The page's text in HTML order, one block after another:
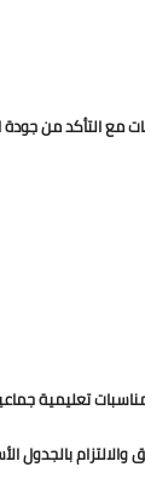
التأكد من جودة
تعليمية